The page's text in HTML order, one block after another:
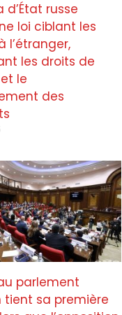
d’État russe
loi ciblant les
l’étranger,
les droits de
le
des
parlement
tient sa première